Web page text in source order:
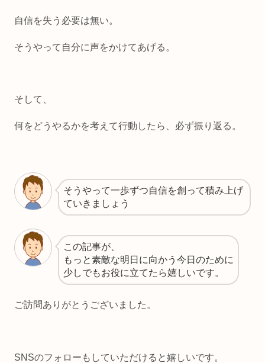
自信を失う必要は無い。
そうやって自分に声をかけてあげる。
そして、
何をどうやるかを考えて行動したら、必ず振り返る。
そうやって一歩ずつ自信を創って積み上げ
ていきましょう
この記事が、
もっと素敵な明日に向かう今日のために
少しでもお役に立てたら嬉しいです。
ご訪問ありがとうございました。
SNSのフォローもしていただけると嬉しいです。